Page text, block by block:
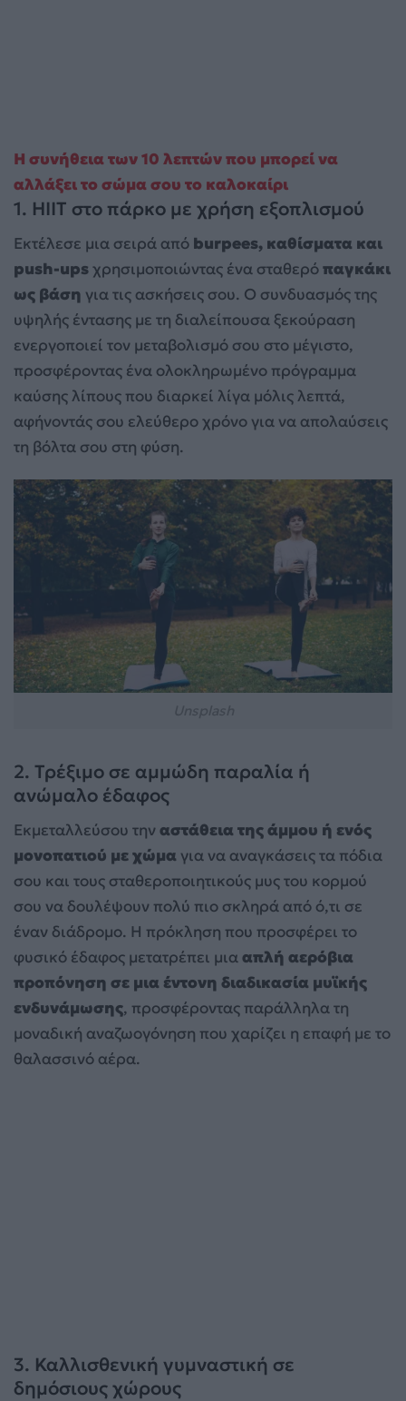
Η συνήθεια των 10 λεπτών που μπορεί να
αλλάξει το σώμα σου το καλοκαίρι
1. HIIT στο πάρκο με χρήση εξοπλισμού
Εκτέλεσε μια σειρά από burpees, καθίσματα και
push-upsχρησιμοποιώντας ένα σταθερόπαγκάκι
ως βάση για τις ασκήσεις σου. Ο συνδυασμός της
υψηλής έντασης με τη διαλείπουσα ξεκούραση
ενεργοποιεί τον μεταβολισμό σου στο μέγιστο,
προσφέροντας ένα ολοκληρωμένο πρόγραμμα
καύσης λίπους που διαρκεί λίγα μόλις λεπτά,
αφήνοντάς σου ελεύθερο χρόνο για να απολαύσεις
τη βόλτα σου στη φύση.
2. Τρέξιμο σε αμμώδη παραλία ή
ανώμαλο έδαφος
Εκμεταλλεύσου τηναστάθεια της άμμου ή ενός
μονοπατιού με χώμα για να αναγκάσεις τα πόδια
σου και τους σταθεροποιητικούς μυς του κορμού
σου να δουλέψουν πολύ πιο σκληρά από ό,τι σε
έναν διάδρομο. Η πρόκληση που προσφέρει το
φυσικό έδαφος μετατρέπει μιααπλή αερόβια
προπόνηση σε μια έντονη διαδικασία μυϊκής
ενδυνάμωσης, προσφέροντας παράλληλα τη
μοναδική αναζωογόνηση που χαρίζει η επαφή με το
θαλασσινό αέρα.
3. Καλλισθενική γυμναστική σε
δημόσιους χώρους